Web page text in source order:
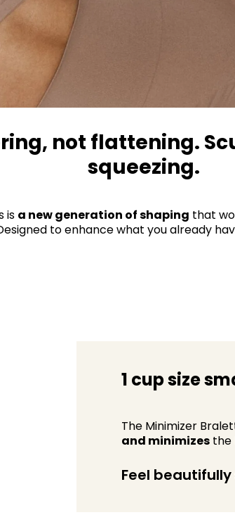
not flattening.
squeezing.​
is a new generation of shaping that
to enhance what you already
1 cup size
The Minimizer
and minimizes the
Feel